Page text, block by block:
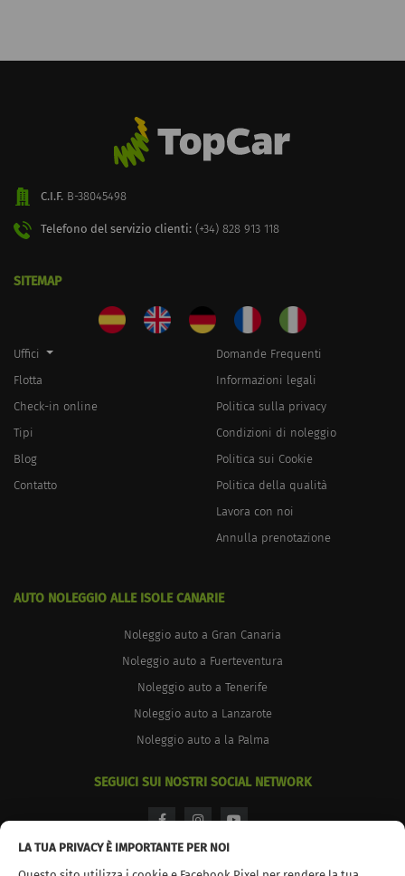
LA TUA PRIVACY È IMPORTANTE PER NOI
C.I.F. B-38045498
Telefono del servizio clienti: (+34) 828 913 118
SITEMAP
Uffici
Flotta
Check-in online
Tipi
Blog
Contatto
Domande Frequenti
Informazioni legali
Politica sulla privacy
Condizioni di noleggio
Politica sui Cookie
Politica della qualità
Lavora con noi
Annulla prenotazione
AUTO NOLEGGIO ALLE ISOLE CANARIE
Noleggio auto a Gran Canaria
Noleggio auto a Fuerteventura
Noleggio auto a Tenerife
Noleggio auto a Lanzarote
Noleggio auto a la Palma
SEGUICI SUI NOSTRI SOCIAL NETWORK
facebookinstagramyoutube